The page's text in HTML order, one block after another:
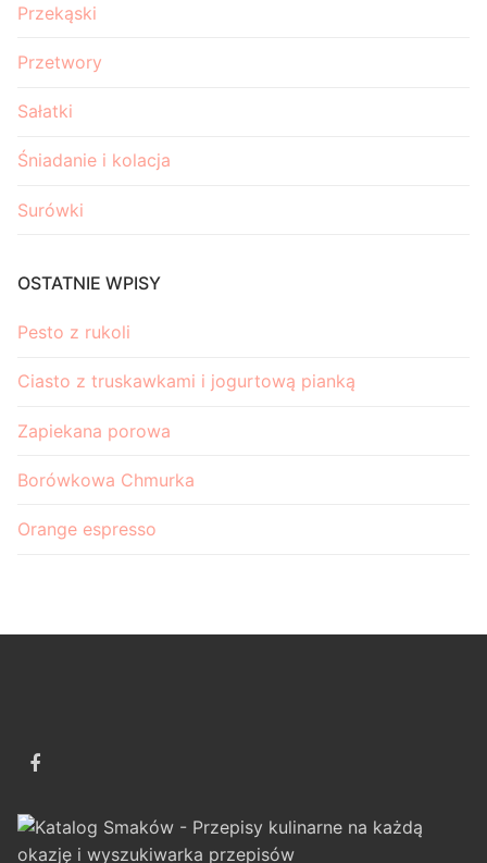
Przekąski
Przetwory
Sałatki
Śniadanie i kolacja
Surówki
OSTATNIE WPISY
Pesto z rukoli
Ciasto z truskawkami i jogurtową pianką
Zapiekana porowa
Borówkowa Chmurka
Orange espresso